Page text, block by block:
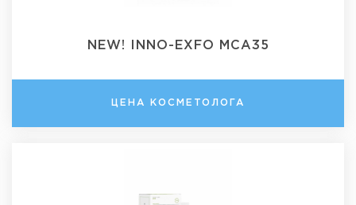
NEW! INNO-EXFO MCA35
ЦЕНА КОСМЕТОЛОГА